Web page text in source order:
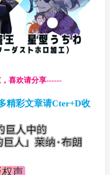
喜欢请分享------
精彩文章请Cter+D收
声